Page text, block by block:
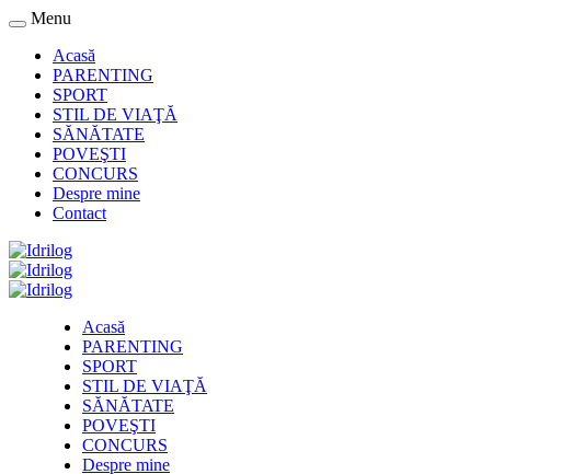
Menu
Acasă
PARENTING
SPORT
STIL DE VIAŢĂ
SĂNĂTATE
POVEŞTI
CONCURS
Despre mine
Contact
Acasă
PARENTING
SPORT
STIL DE VIAŢĂ
SĂNĂTATE
POVEŞTI
CONCURS
Despre mine